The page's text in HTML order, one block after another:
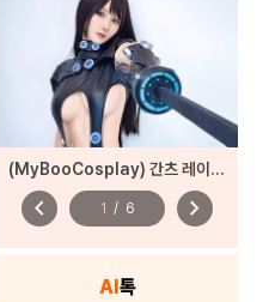
(MyBooCosplay) 간츠 레이카 코스프레
chevron_left 1 / 6 chevron_right
AI톡